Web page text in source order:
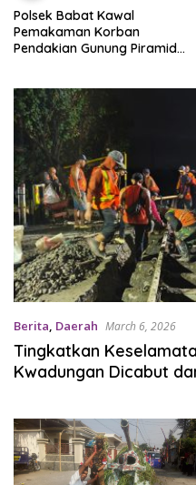
Polsek Babat Kawal
Pemakaman Korban
Pendakian Gunung Piramid
Berita, Daerah March 6, 2026
Tingkatkan
Kwadungan Dicabut